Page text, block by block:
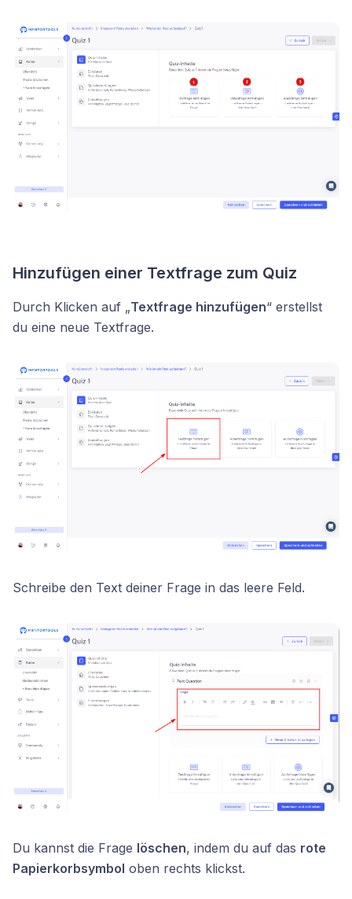
Hinzufügen einer Textfrage zum Quiz
Durch Klicken auf „Textfrage hinzufügen“ erstellst
du eine neue Textfrage.
Schreibe den Text deiner Frage in das leere Feld.
Du kannst die Frage löschen, indem du auf das rote
Papierkorbsymbol oben rechts klickst.